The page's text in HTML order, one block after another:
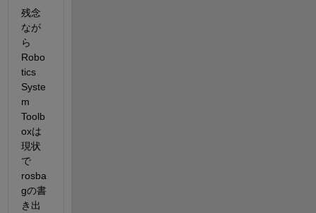
残念
なが
ら
Robo
tics
Syste
m
Toolb
oxは
現状
で
rosba
gの書
き出